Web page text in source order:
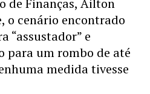
de Finanças, Ailton
o cenário encontrado
“assustador” e
para um rombo de até
medida tivesse